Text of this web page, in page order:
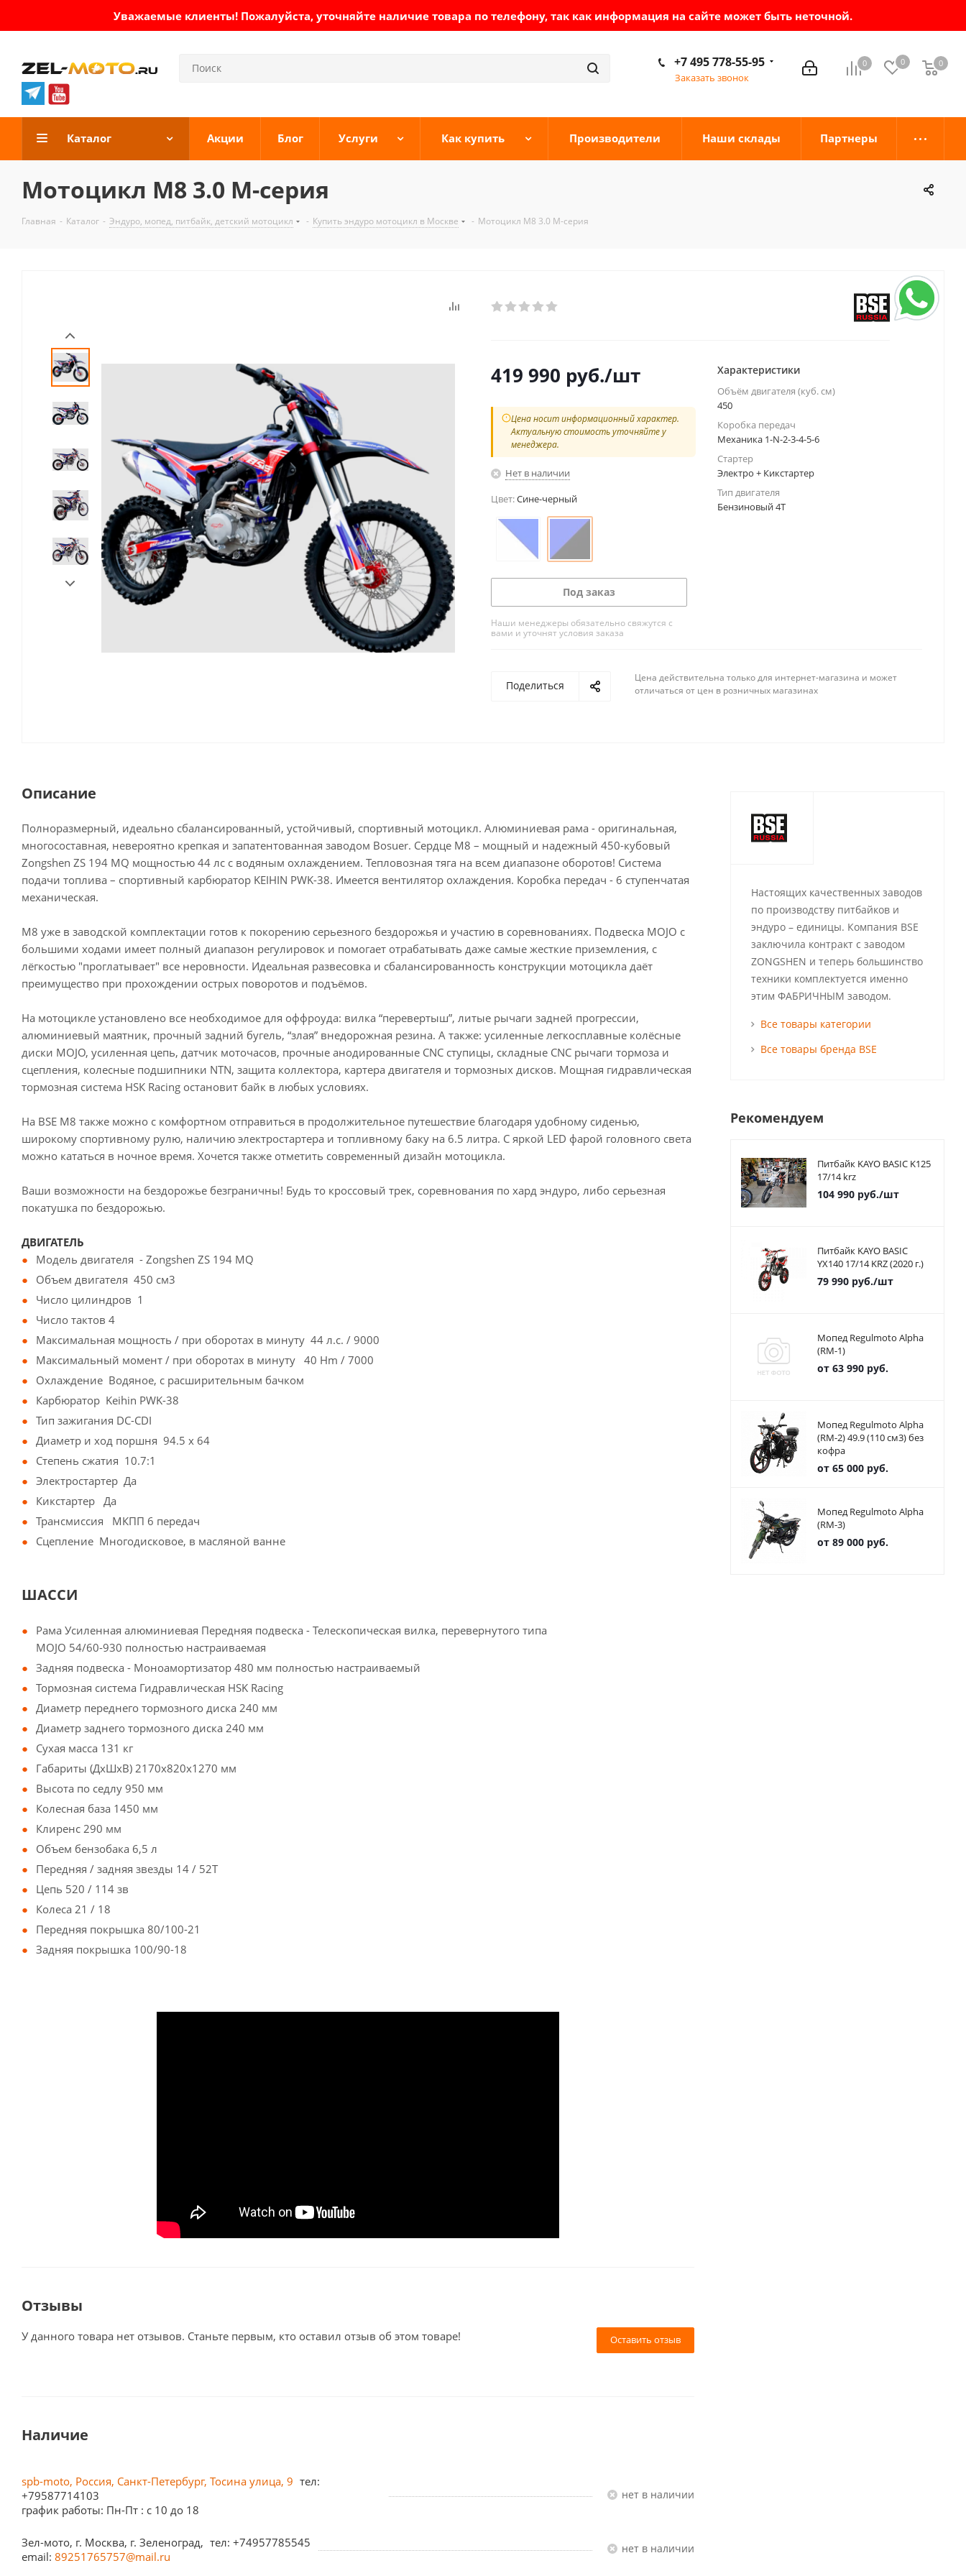
Уважаемые клиенты! Пожалуйста, уточняйте наличие товара по телефону, так как информация на сайте может быть неточной.
0 0 0
0
+7 495 778-55-95
Заказать звонок
Каталог Акции Блог Услуги Как купить Производители Наши склады Партнеры
Мотоцикл M8 3.0 М-серия
Главная - Каталог - Эндуро, мопед, питбайк, детский мотоцикл - Купить эндуро мотоцикл в Москве - Мотоцикл M8 3.0 М-серия
419 990 руб./шт
Цена носит информационный характер.
Актуальную стоимость уточняйте у
менеджера.
Нет в наличии
Цвет:Сине-черный
Под заказ
Наши менеджеры обязательно свяжутся с
вами и уточнят условия заказа
Характеристики
Объём двигателя (куб. см)
450
Коробка передач
Механика 1-N-2-3-4-5-6
Стартер
Электро + Кикстартер
Тип двигателя
Бензиновый 4Т
Поделиться
Цена действительна только для интернет-магазина и может
отличаться от цен в розничных магазинах
Описание
Полноразмерный, идеально сбалансированный, устойчивый, спортивный мотоцикл. Алюминиевая рама - оригинальная,
многосоставная, невероятно крепкая и запатентованная заводом Bosuer. Сердце M8 – мощный и надежный 450-кубовый
Zongshen ZS 194 MQ мощностью 44 лс с водяным охлаждением. Тепловозная тяга на всем диапазоне оборотов! Система
подачи топлива – спортивный карбюратор KEIHIN PWK-38. Имеется вентилятор охлаждения. Коробка передач - 6 ступенчатая
механическая.
M8 уже в заводской комплектации готов к покорению серьезного бездорожья и участию в соревнованиях. Подвеска MOJO c
большими ходами имеет полный диапазон регулировок и помогает отрабатывать даже самые жесткие приземления, с
лёгкостью "проглатывает" все неровности. Идеальная развесовка и сбалансированность конструкции мотоцикла даёт
преимущество при прохождении острых поворотов и подъёмов.
На мотоцикле установлено все необходимое для оффроуда: вилка “перевертыш”, литые рычаги задней прогрессии,
алюминиевый маятник, прочный задний бугель, “злая” внедорожная резина. А также: усиленные легкосплавные колёсные
диски MOJO, усиленная цепь, датчик моточасов, прочные анодированные CNC ступицы, складные СNC рычаги тормоза и
сцепления, колесные подшипники NTN, защита коллектора, картера двигателя и тормозных дисков. Мощная гидравлическая
тормозная система HSК Racing остановит байк в любых условиях.
На BSE M8 также можно с комфортном отправиться в продолжительное путешествие благодаря удобному сиденью,
широкому спортивному рулю, наличию электростартера и топливному баку на 6.5 литра. C яркой LED фарой головного света
можно кататься в ночное время. Хочется также отметить современный дизайн мотоцикла.
Ваши возможности на бездорожье безграничны! Будь то кроссовый трек, соревнования по хард эндуро, либо серьезная
покатушка по бездорожью.
ДВИГАТЕЛЬ
Модель двигателя - Zongshen ZS 194 MQ
Объем двигателя 450 см3
Число цилиндров 1
Число тактов 4
Максимальная мощность / при оборотах в минуту 44 л.с. / 9000
Максимальный момент / при оборотах в минуту 40 Hm / 7000
Охлаждение Водяное, c расширительным бачком
Карбюратор Keihin PWK-38
Тип зажигания DC-CDI
Диаметр и ход поршня 94.5 x 64
Степень сжатия 10.7:1
Электростартер Да
Кикстартер Да
Трансмиссия МКПП 6 передач
Сцепление Многодисковое, в масляной ванне
ШАССИ
Рама Усиленная алюминиевая Передняя подвеска - Телескопическая вилка, перевернутого типа
MOJO 54/60-930 полностью настраиваемая
Задняя подвеска - Моноамортизатор 480 мм полностью настраиваемый
Тормозная система Гидравлическая HSK Racing
Диаметр переднего тормозного диска 240 мм
Диаметр заднего тормозного диска 240 мм
Сухая масса 131 кг
Габариты (ДхШхВ) 2170х820х1270 мм
Высота по седлу 950 мм
Колесная база 1450 мм
Клиренс 290 мм
Объем бензобака 6,5 л
Передняя / задняя звезды 14 / 52T
Цепь 520 / 114 зв
Колеса 21 / 18
Передняя покрышка 80/100-21
Задняя покрышка 100/90-18
Отзывы
Оставить отзыв
У данного товара нет отзывов. Станьте первым, кто оставил отзыв об этом товаре!
Наличие
spb-moto, Россия, Санкт-Петербург, Тосина улица, 9 тел:
+79587714103
график работы: Пн-Пт : с 10 до 18
Нет в наличии
Зел-мото, г. Москва, г. Зеленоград, тел: +74957785545
email: 89251765757@mail.ru
Нет в наличии
Настоящих качественных заводов
по производству питбайков и
эндуро – единицы. Компания BSE
заключила контракт с заводом
ZONGSHEN и теперь большинство
техники комплектуется именно
этим ФАБРИЧНЫМ заводом.
Все товары категории
Все товары бренда BSE
Рекомендуем
Питбайк KAYO BASIC K125
17/14 krz
104 990руб./шт
Питбайк KAYO BASIC
YX140 17/14 KRZ (2020 г.)
79 990руб./шт
Мопед Regulmoto Alpha
(RM-1)
от 63 990 руб.
Мопед Regulmoto Alpha
(RM-2) 49.9 (110 см3) без
кофра
от 65 000 руб.
Мопед Regulmoto Alpha
(RM-3)
от 89 000 руб.